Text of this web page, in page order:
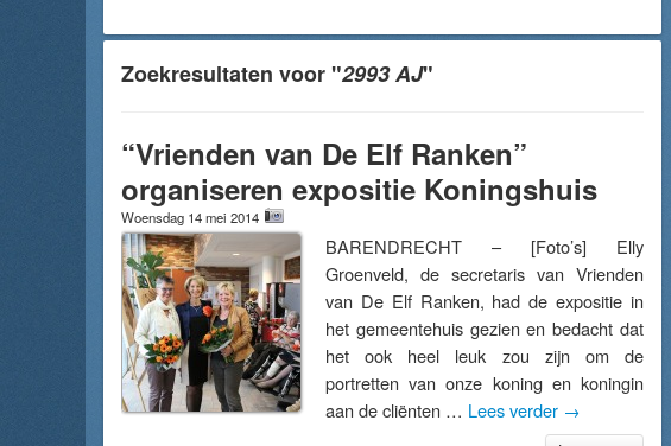
Zoekresultaten voor "2993 AJ"
“Vrienden van De Elf Ranken”
organiseren expositie Koningshuis
Woensdag 14 mei 2014
BARENDRECHT – [Foto’s] Elly
Groenveld, de secretaris van Vrienden
van De Elf Ranken, had de expositie in
het gemeentehuis gezien en bedacht dat
het ook heel leuk zou zijn om de
portretten van onze koning en koningin
aan de cliënten … Lees verder →